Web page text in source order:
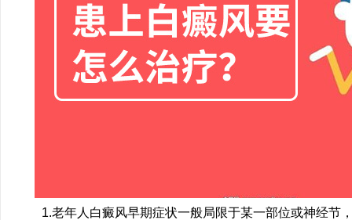
1.老年人白癜风早期症状一般局限于某一部位或神经节